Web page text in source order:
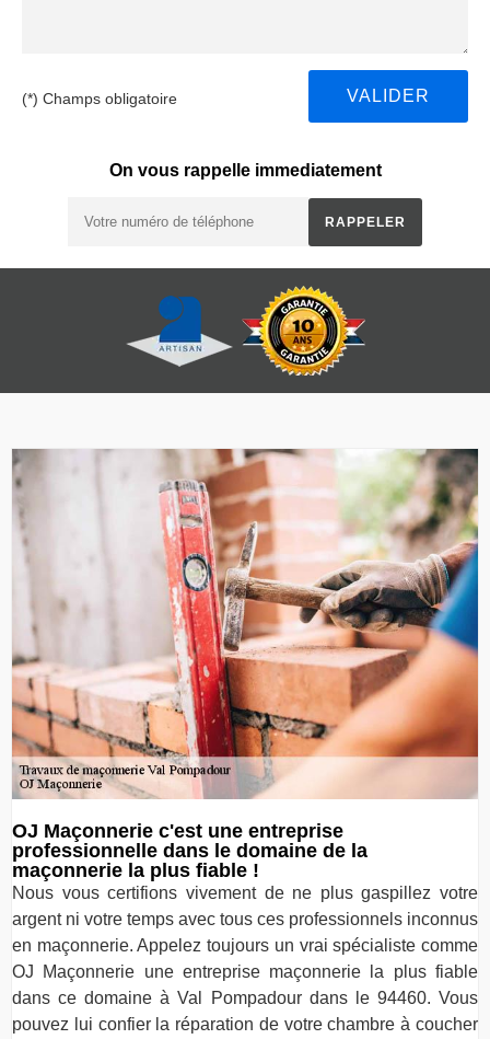
(*) Champs obligatoire
On vous rappelle immediatement
OJ Maçonnerie c'est une entreprise
professionnelle dans le domaine de la
maçonnerie la plus fiable !
Nous vous certifions vivement de ne plus gaspillez votre
argent ni votre temps avec tous ces professionnels inconnus
en maçonnerie. Appelez toujours un vrai spécialiste comme
OJ Maçonnerie une entreprise maçonnerie la plus fiable
dans ce domaine à Val Pompadour dans le 94460. Vous
pouvez lui confier la réparation de votre chambre à coucher